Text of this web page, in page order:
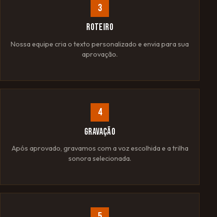
3
ROTEIRO
Nossa equipe cria o texto personalizado e envia para sua
aprovação.
4
GRAVAÇÃO
Após aprovado, gravamos com a voz escolhida e a trilha
sonora selecionada.